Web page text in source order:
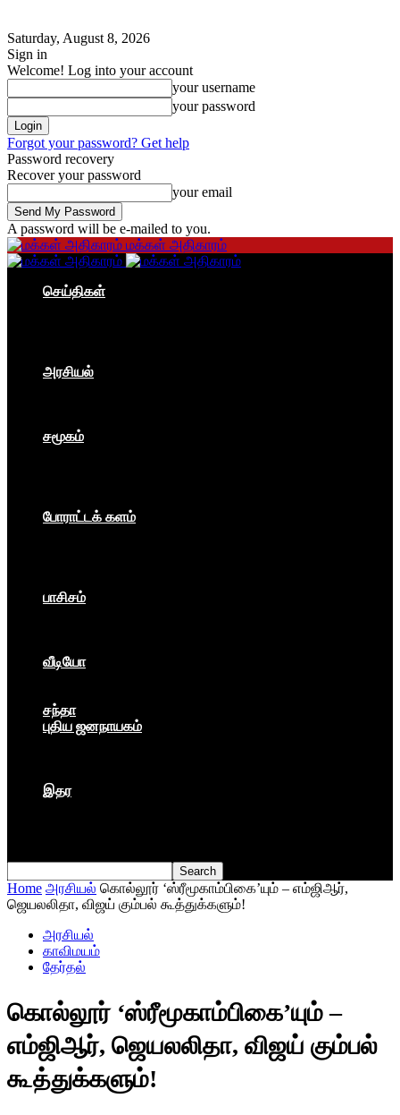
Saturday, August 8, 2026
Sign in
Welcome! Log into your account
your username
your password
Forgot your password? Get help
Password recovery
Recover your password
your email
A password will be e-mailed to you.
மக்கள் அதிகாரம்
செய்திகள்
அரசியல்
சமூகம்
போராட்டக் களம்
பாசிசம்
வீடியோ
சந்தா
புதிய ஜனநாயகம்
இதர
Home அரசியல் கொல்லூர் ‘ஸ்ரீமூகாம்பிகை’யும் – எம்ஜிஆர்,
ஜெயலலிதா, விஜய் கும்பல் கூத்துக்களும்!
அரசியல்
காவிமயம்
தேர்தல்
கொல்லூர் ‘ஸ்ரீமூகாம்பிகை’யும் –
எம்ஜிஆர், ஜெயலலிதா, விஜய் கும்பல்
கூத்துக்களும்!